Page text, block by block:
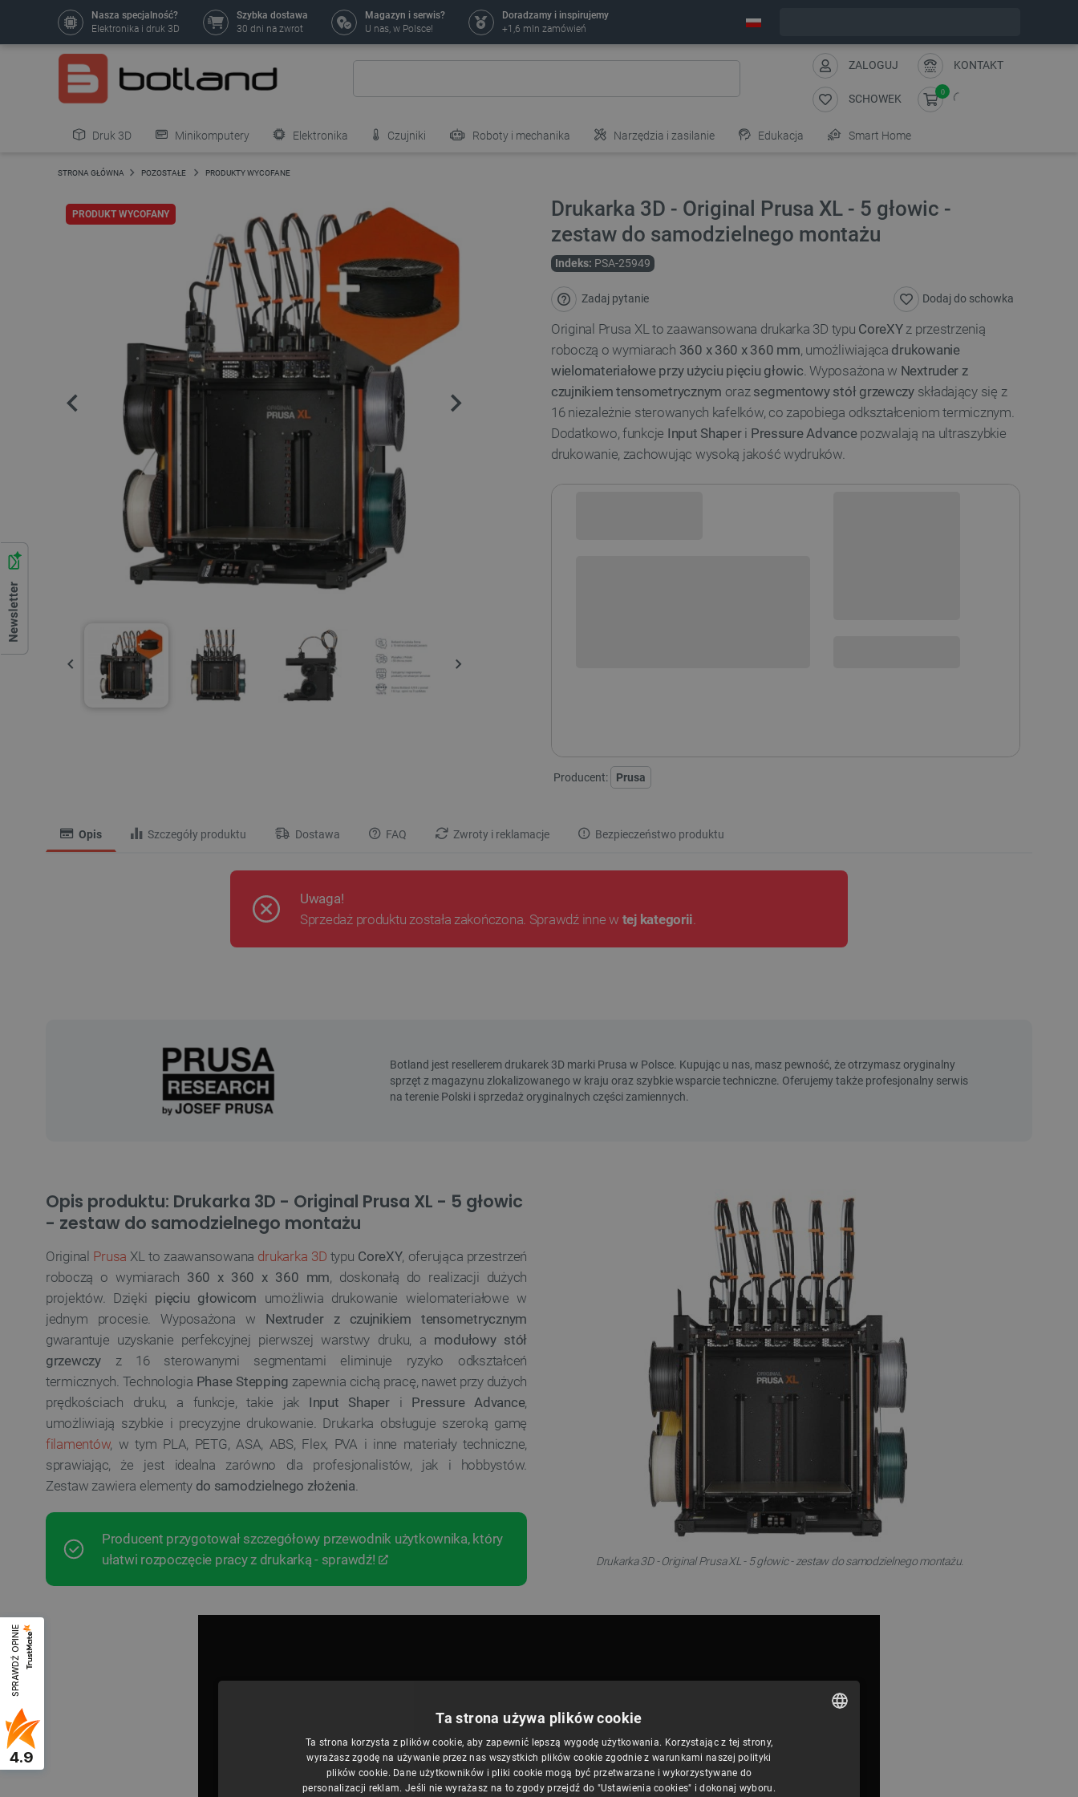
SPRAWDŹ OPINIE
4.9
Nasza specjalność?
Elektronika i druk 3D
Szybka dostawa
30 dni na zwrot
Magazyn i serwis?
U nas, w Polsce!
Doradzamy i inspirujemy
+1,6 mln zamówień
ZALOGUJ KONTAKT
SCHOWEK
0
Druk 3D Minikomputery Elektronika Czujniki Roboty i mechanika Narzędzia i zasilanie Edukacja Smart Home
Pozostałe
STRONA GŁÓWNA POZOSTAŁE PRODUKTY WYCOFANE
PRODUKT WYCOFANY
Drukarka 3D - Original Prusa XL - 5 głowic -
zestaw do samodzielnego montażu
Indeks: PSA-25949
Zadaj pytanie Dodaj do schowka
Original Prusa XL to zaawansowana drukarka 3D typu CoreXYz przestrzenią
roboczą o wymiarach 360 x 360 x 360 mm, umożliwiająca drukowanie
wielomateriałowe przy użyciu pięciu głowic. Wyposażona w Nextruder z
czujnikiem tensometrycznym oraz segmentowy stół grzewczyskładający się z
16 niezależnie sterowanych kafelków, co zapobiega odkształceniom termicznym.
Dodatkowo, funkcje Input Shaperi Pressure Advancepozwalają na ultraszybkie
drukowanie, zachowując wysoką jakość wydruków.
Producent: Prusa
Opis Szczegóły produktu Dostawa FAQ Zwroty i reklamacje Bezpieczeństwo produktu
Uwaga!
Sprzedaż produktu została zakończona. Sprawdź inne w tej kategorii.
Opis produktu: Drukarka 3D - Original Prusa XL - 5 głowic
- zestaw do samodzielnego montażu
Original Prusa XL to zaawansowana drukarka 3D typu CoreXY, oferująca przestrzeń
roboczą o wymiarach 360 x 360 x 360 mm, doskonałą do realizacji dużych
projektów. Dzięki pięciu głowicom umożliwia drukowanie wielomateriałowe w
jednym procesie. Wyposażona w Nextruder z czujnikiem tensometrycznym
gwarantuje uzyskanie perfekcyjnej pierwszej warstwy druku, a modułowy stół
grzewczyz 16 sterowanymi segmentami eliminuje ryzyko odkształceń
termicznych. Technologia Phase Stepping zapewnia cichą pracę, nawet przy dużych
prędkościach druku, a funkcje, takie jak Input Shaperi Pressure Advance,
umożliwiają szybkie i precyzyjne drukowanie. Drukarka obsługuje szeroką gamę
filamentów, w tym PLA, PETG, ASA, ABS, Flex, PVA i inne materiały techniczne,
sprawiając, że jest idealna zarówno dla profesjonalistów, jak i hobbystów.
Zestaw zawiera elementy do samodzielnego złożenia.
Producent przygotował szczegółowy przewodnik użytkownika, który
ułatwi rozpoczęcie pracy z drukarką - sprawdź!
Drukarka 3D - Original Prusa XL - 5 głowic - zestaw do samodzielnego montażu.
Ta strona używa plików cookie
Ta strona korzysta z plików cookie, aby zapewnić lepszą wygodę użytkowania. Korzystając z tej strony,
wyrażasz zgodę na używanie przez nas wszystkich plików cookie zgodnie z warunkami naszej polityki
plików cookie. Dane użytkowników i pliki cookie mogą być przetwarzane i wykorzystywane do
personalizacji reklam. Jeśli nie wyrażasz na to zgody przejdź do "Ustawienia cookies" i dokonaj wyboru.